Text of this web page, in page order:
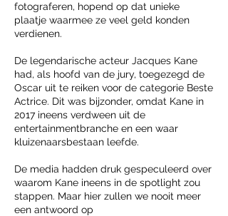
fotograferen, hopend op dat unieke
plaatje waarmee ze veel geld konden
verdienen.
De legendarische acteur Jacques Kane
had, als hoofd van de jury, toegezegd de
Oscar uit te reiken voor de categorie Beste
Actrice. Dit was bijzonder, omdat Kane in
2017 ineens verdween uit de
entertainmentbranche en een waar
kluizenaarsbestaan leefde.
De media hadden druk gespeculeerd over
waarom Kane ineens in de spotlight zou
stappen. Maar hier zullen we nooit meer
een antwoord op